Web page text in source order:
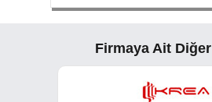
Firmaya Ait